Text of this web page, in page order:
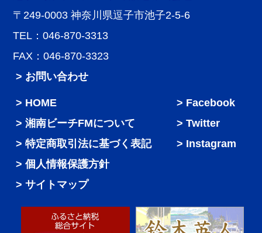
〒249-0003 神奈川県逗子市池子2-5-6
TEL：046-870-3313
FAX：046-870-3323
> お問い合わせ
HOME
湘南ビーチFMについて
特定商取引法に基づく表記
個人情報保護方針
サイトマップ
Facebook
Twitter
Instagram